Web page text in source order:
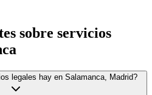
sobre servicios
legales hay en Salamanca, Madrid?